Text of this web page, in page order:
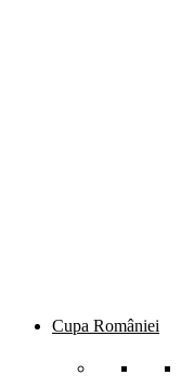
Cupa României